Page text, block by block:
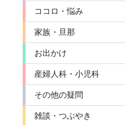
ココロ・悩み
家族・旦那
お出かけ
産婦人科・小児科
その他の疑問
雑談・つぶやき